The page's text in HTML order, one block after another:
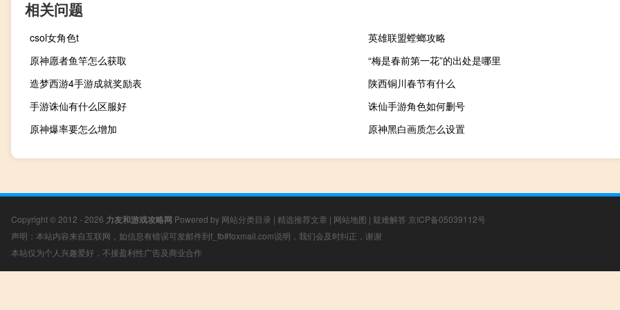
相关问题
csol女角色t
英雄联盟螳螂攻略
原神愿者鱼竿怎么获取
“梅是春前第一花”的出处是哪里
造梦西游4手游成就奖励表
陕西铜川春节有什么
手游诛仙有什么区服好
诛仙手游角色如何删号
原神爆率要怎么增加
原神黑白画质怎么设置
Copyright © 2012 - 2026 力友和游戏攻略网 Powered by 网站分类目录 | 精选推荐文章 | 网站地图 | 疑难解答 京ICP备05039112号
声明：本站内容来自互联网，如信息有错误可发邮件到f_fb#foxmail.com说明，我们会及时纠正，谢谢
本站仅为个人兴趣爱好，不接盈利性广告及商业合作